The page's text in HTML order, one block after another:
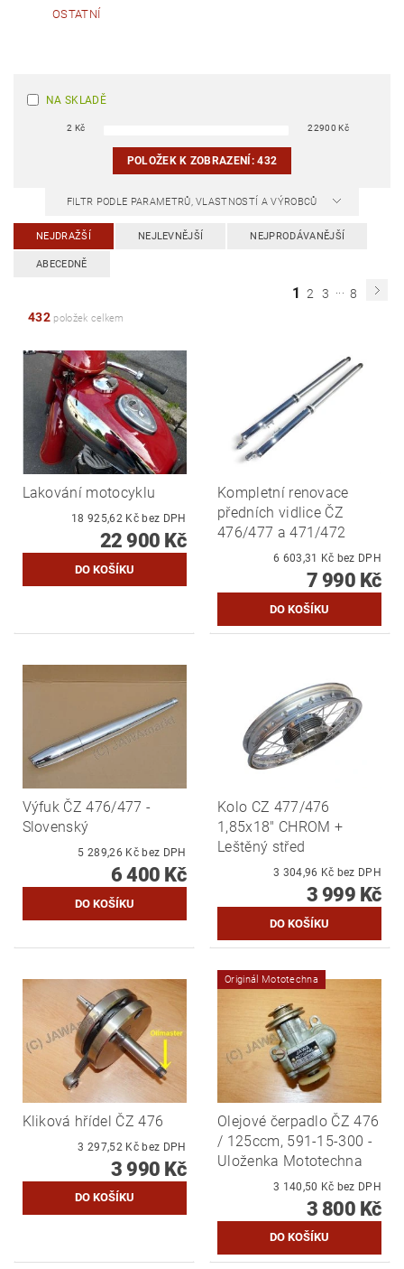
OSTATNÍ
NA SKLADĚ
2 Kč 22900 Kč
POLOŽEK K ZOBRAZENÍ:432
FILTR PODLE PARAMETRŮ, VLASTNOSTÍ A VÝROBCŮ
NEJDRAŽŠÍ NEJLEVNĚJŠÍ NEJPRODÁVANĚJŠÍ
ABECEDNĚ
1 2 3 ... 8
432položek celkem
Lakování motocyklu
18 925,62 Kč bez DPH
22 900 Kč
Kompletní renovace
předních vidlice ČZ
476/477 a 471/472
6 603,31 Kč bez DPH
7 990 Kč
Výfuk ČZ 476/477 -
Slovenský
5 289,26 Kč bez DPH
6 400 Kč
Kolo CZ 477/476
1,85x18" CHROM +
Leštěný střed
3 304,96 Kč bez DPH
3 999 Kč
Kliková hřídel ČZ 476
3 297,52 Kč bez DPH
3 990 Kč
Originál Mototechna
Olejové čerpadlo ČZ 476
/ 125ccm, 591-15-300 -
Uloženka Mototechna
3 140,50 Kč bez DPH
3 800 Kč